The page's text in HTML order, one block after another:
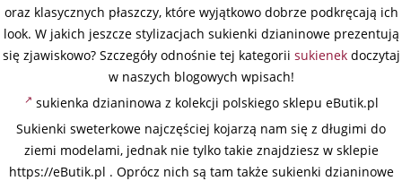
oraz klasycznych płaszczy, które wyjątkowo dobrze podkręcają ich
look. W jakich jeszcze stylizacjach sukienki dzianinowe prezentują
się zjawiskowo? Szczegóły odnośnie tej kategorii sukienekdoczytaj
w naszych blogowych wpisach!
sukienka dzianinowa z kolekcji polskiego sklepu eButik.pl
Sukienki sweterkowe najczęściej kojarzą nam się z długimi do
ziemi modelami, jednak nie tylko takie znajdziesz w sklepie
https://eButik.pl . Oprócz nich są tam także sukienki dzianinowe